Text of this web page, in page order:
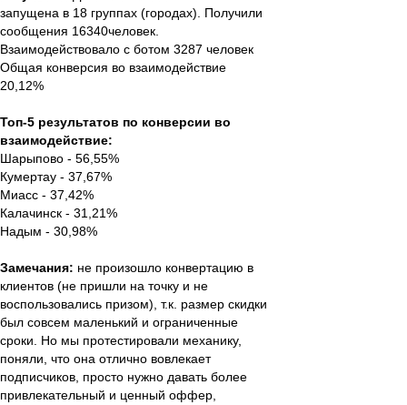
запущена в 18 группах (городах). Получили
сообщения 16340человек.
Взаимодействовало с ботом 3287 человек
Общая конверсия во взаимодействие
20,12%
Топ-5 результатов по конверсии во
взаимодействие:
Шарыпово - 56,55%
Кумертау - 37,67%
Миасс - 37,42%
Калачинск - 31,21%
Надым - 30,98%
Замечания: не произошло конвертацию в
клиентов (не пришли на точку и не
воспользовались призом), т.к. размер скидки
был совсем маленький и ограниченные
сроки. Но мы протестировали механику,
поняли, что она отлично вовлекает
подписчиков, просто нужно давать более
привлекательный и ценный оффер,